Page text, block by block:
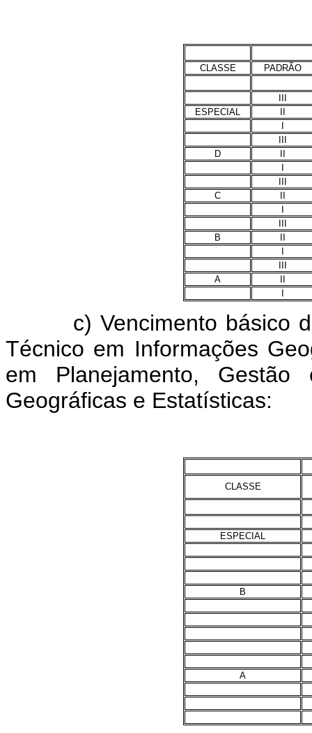
CLASSE PADRÃO
III
ESPECIAL
II
I
III
D
II
I
III
C
II
I
III
B
II
I
III
A
II
I
c) Vencimento básico
Técnico em Informações
em Planejamento, Gestão
Geográficas e Estatísticas:
CLASSE
ESPECIAL
B
A